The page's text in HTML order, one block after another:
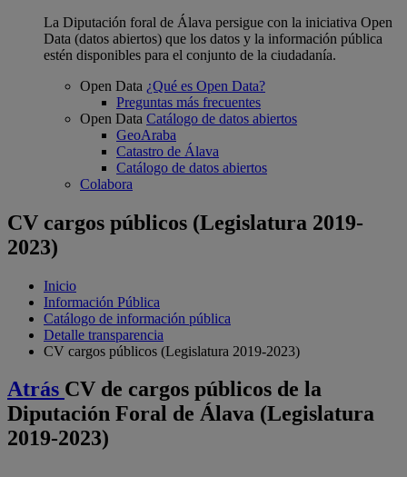
La Diputación foral de Álava persigue con la iniciativa Open
Data (datos abiertos) que los datos y la información pública
estén disponibles para el conjunto de la ciudadanía.
Open Data ¿Qué es Open Data?
Preguntas más frecuentes
Open Data Catálogo de datos abiertos
GeoAraba
Catastro de Álava
Catálogo de datos abiertos
Colabora
CV cargos públicos (Legislatura 2019-
2023)
Inicio
Información Pública
Catálogo de información pública
Detalle transparencia
CV cargos públicos (Legislatura 2019-2023)
Atrás CV de cargos públicos de la
Diputación Foral de Álava (Legislatura
2019-2023)